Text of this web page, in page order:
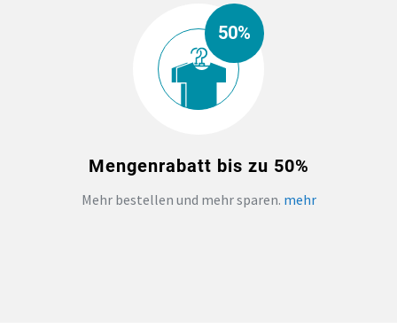
50%
Mengenrabatt bis zu 50%
Mehr bestellen und mehr sparen. mehr